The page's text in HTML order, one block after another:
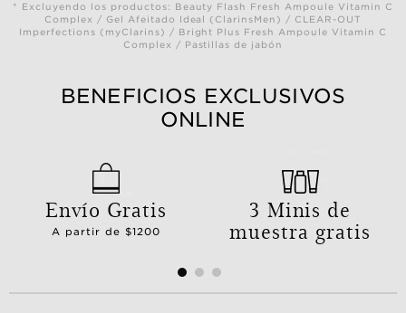
* Excluyendo los productos: Beauty Flash Fresh Ampoule Vitamin C
Complex / Gel Afeitado Ideal (ClarinsMen) / CLEAR-OUT
Imperfections (myClarins) / Bright Plus Fresh Ampoule Vitamin C
Complex / Pastillas de jabón
BENEFICIOS EXCLUSIVOS
ONLINE
Envío Gratis
A partir de $1200
3 Minis de
muestra gratis